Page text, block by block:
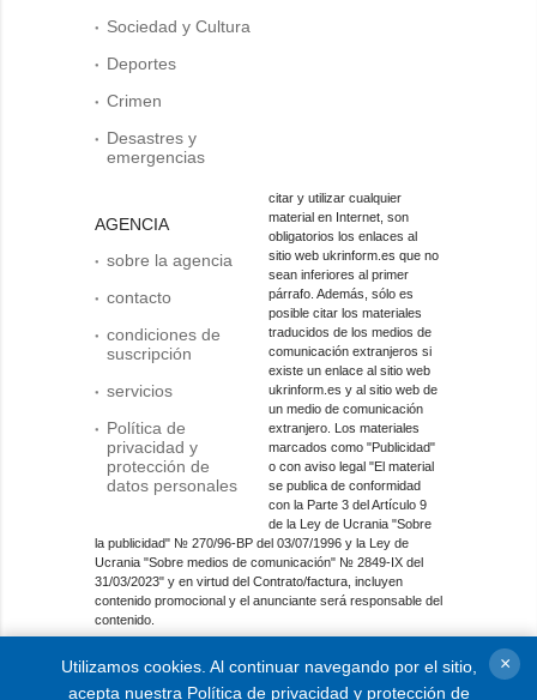
Sociedad y Cultura
Deportes
Crimen
Desastres y
emergencias
AGENCIA
sobre la agencia
contacto
condiciones de
suscripción
servicios
Política de
privacidad y
protección de
datos personales
citar y utilizar cualquier
material en Internet, son
obligatorios los enlaces al
sitio web ukrinform.es que no
sean inferiores al primer
párrafo. Además, sólo es
posible citar los materiales
traducidos de los medios de
comunicación extranjeros si
existe un enlace al sitio web
ukrinform.es y al sitio web de
un medio de comunicación
extranjero. Los materiales
marcados como "Publicidad"
o con aviso legal "El material
se publica de conformidad
con la Parte 3 del Artículo 9
de la Ley de Ucrania "Sobre
la publicidad" № 270/96-ВР del 03/07/1996 y la Ley de
Ucrania "Sobre medios de comunicación" № 2849-IX del
31/03/2023" y en virtud del Contrato/factura, incluyen
contenido promocional y el anunciante será responsable del
contenido.
Entidad de medios en línea; identificador de medios: R40-
01421.
Utilizamos cookies. Al continuar navegando por el sitio,
acepta nuestra Política de privacidad y protección de
×